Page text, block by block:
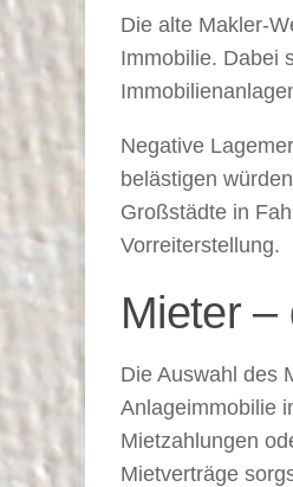
Die alte Makler-
Immobilie. Dabei
Negative
belästigen
Großstädte in
Vorreiterstellung.
Mieter –
Die Auswahl des
Anlageimmobilie
Mietzahlungen
Mietverträge